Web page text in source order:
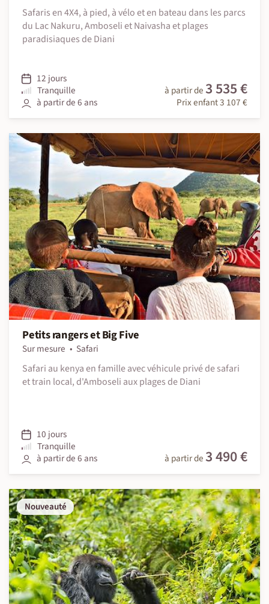
Safaris en 4X4, à pied, à vélo et en bateau dans les parcs
du Lac Nakuru, Amboseli et Naivasha et plages
paradisiaques de Diani
12 jours
Tranquille
à partir de 6 ans
à partir de 3 535 €
Prix enfant 3 107 €
Petits rangers et Big Five
Sur mesure
Safari
Safari au kenya en famille avec véhicule privé de safari
et train local, d'Amboseli aux plages de Diani
10 jours
Tranquille
à partir de 6 ans
à partir de 3 490 €
Nouveauté